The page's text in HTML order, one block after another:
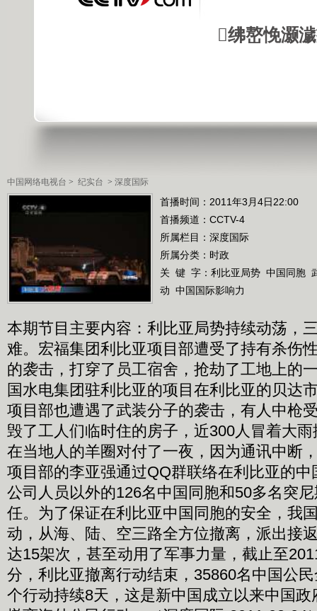
绋嶅悗灏
中国网络电视台 > 纪实台 > 深度国际
首播时间：2011年3月4日22:00
首播频道： CCTV-4
所属栏目： 深度国际
所属分类：时政
关 键 字： 利比亚局势 中国同胞
动 中国国际影响力
本期节目主要内容：利比亚局势持续动荡，
难。宏福集团利比亚项目部遭受了持有杀伤
的袭击，打穿了员工宿舍，抢劫了工地上的
国水电集团驻利比亚的项目在利比亚的贝达
项目部也遭遇了武装分子的袭击，有人中枪
毁了工人们临时住的房子，近300人冒着大
在当地人的羊圈对付了一夜，因为通讯中断
项目部的李亚强通过QQ群联络在利比亚的
公司人员以外的126名中国同胞和50多名突
任。为了保证在利比亚中国同胞的安全，我
动，从海、陆、空三路全方位撤离，派出接
达15架次，甚至动用了军事力量，截止至
分，利比亚撤离行动结束，35860名中国公
个行动持续8天，这是新中国成立以来中国